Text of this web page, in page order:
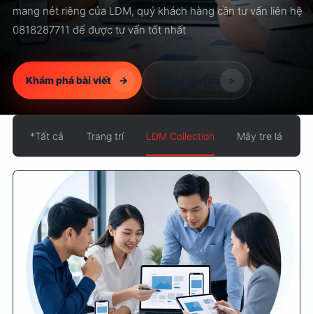
mang nét riêng của LDM, quý khách hàng cần tư vấn liên hệ
0818287711 để được tư vấn tốt nhất
Khám phá bài viết -> Tất cả tin tức >
*Tất cả Trang trí LDM Collection Mây tre lá